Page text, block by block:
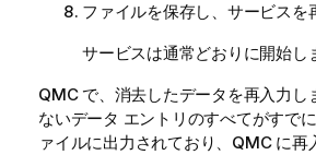
ファイルを保存し、サービスを
サービスは通常どおりに開始し
QMCで、消去したデータを再入力し
ないデータ エントリのすべてがすで
ァイルに出力されており、QMC に再